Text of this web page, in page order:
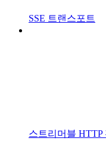
SSE 트랜스포트
스트리머블 HTTP